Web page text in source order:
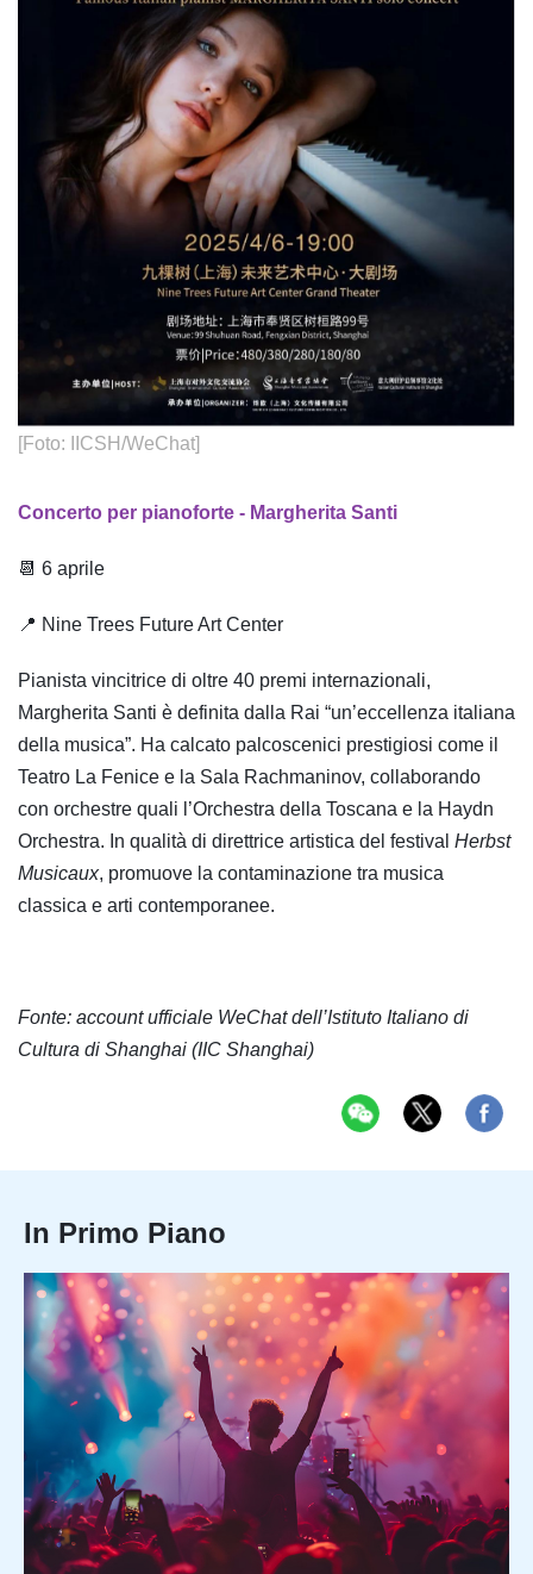
[Foto: IICSH/WeChat]
Concerto per pianoforte - Margherita Santi
📆 6 aprile
📍 Nine Trees Future Art Center
Pianista vincitrice di oltre 40 premi internazionali,
Margherita Santi è definita dalla Rai “un’eccellenza italiana
della musica”. Ha calcato palcoscenici prestigiosi come il
Teatro La Fenice e la Sala Rachmaninov, collaborando
con orchestre quali l’Orchestra della Toscana e la Haydn
Orchestra. In qualità di direttrice artistica del festival Herbst
Musicaux, promuove la contaminazione tra musica
classica e arti contemporanee.
Fonte: account ufficiale WeChat dell’Istituto Italiano di
Cultura di Shanghai (IIC Shanghai)
In Primo Piano